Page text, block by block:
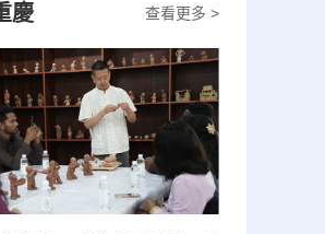
查看更多 >
慶